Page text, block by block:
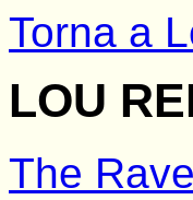
Torna a
LOU
The